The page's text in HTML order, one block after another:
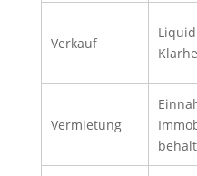
Verkauf
Vermietung